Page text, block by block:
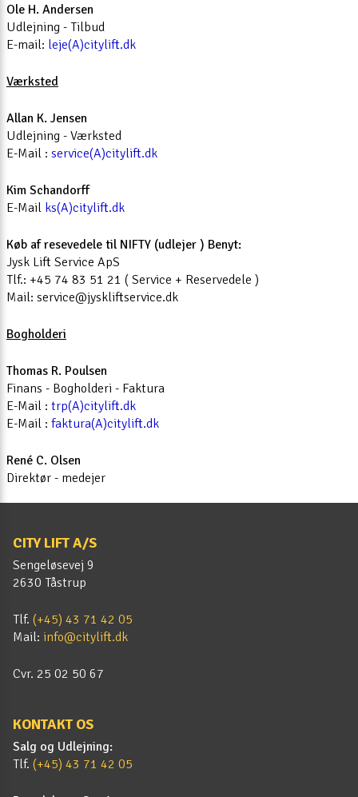
Ole H. Andersen
Udlejning - Tilbud
E-mail: leje(A)citylift.dk
Værksted
Allan K. Jensen
Udlejning - Værksted
E-Mail : service(A)citylift.dk
Kim Schandorff
E-Mail ks(A)citylift.dk
Køb af resevedele til NIFTY (udlejer ) Benyt:
Jysk Lift Service ApS
Tlf.: +45 74 83 51 21 ( Service + Reservedele )
Mail: service@jyskliftservice.dk
Bogholderi
Thomas R. Poulsen
Finans - Bogholderi - Faktura
E-Mail : trp(A)citylift.dk
E-Mail : faktura(A)citylift.dk
René C. Olsen
Direktør - medejer
CITY LIFT A/S
Sengeløsevej 9
2630 Tåstrup
Tlf. (+45) 43 71 42 05
Mail: info@citylift.dk
Cvr. 25 02 50 67
KONTAKT OS
Salg og Udlejning:
Tlf. (+45) 43 71 42 05